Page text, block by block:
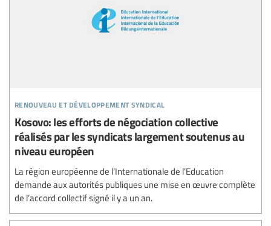
renouveau et développement syndical
Kosovo: les efforts de négociation collective
réalisés par les syndicats largement soutenus au
niveau européen
La région européenne de l’Internationale de l’Education
demande aux autorités publiques une mise en œuvre complète
de l’accord collectif signé il y a un an.